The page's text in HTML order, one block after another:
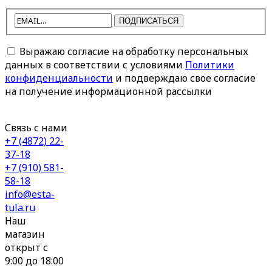
ПОДПИСАТЬСЯ
Выражаю согласие на обработку персональных
данных в соответствии с условиями Политики
конфиденциальности и подверждаю свое согласие
на получение информационной рассылки
Связь с нами
+7 (4872) 22-
37-18
+7 (910) 581-
58-18
info@esta-
tula.ru
Наш
магазин
открыт с
9:00 до 18:00